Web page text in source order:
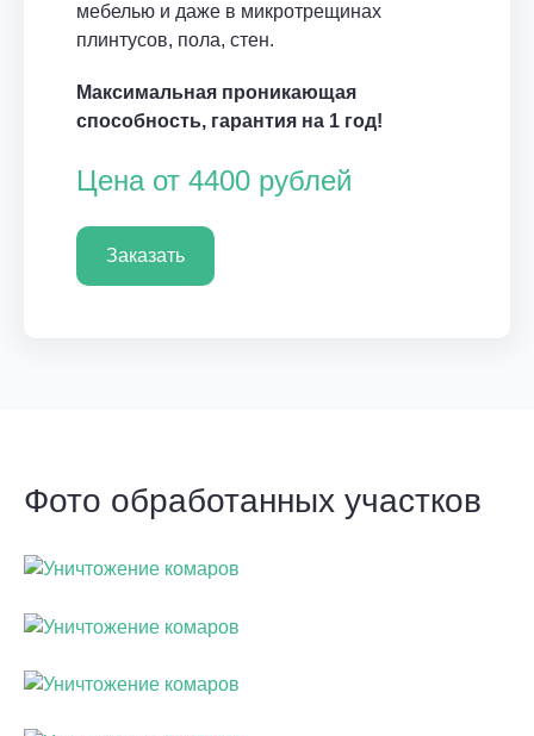
мебелью и даже в микротрещинах
плинтусов, пола, стен.
Максимальная проникающая
способность, гарантия на 1 год!
Цена от 4400 рублей
Заказать
Фото обработанных участков